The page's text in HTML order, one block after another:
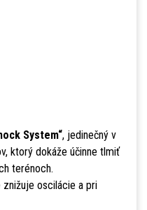
System“, jedinečný v
ktorý dokáže účinne tlmiť
terénoch.
znižuje oscilácie a pri